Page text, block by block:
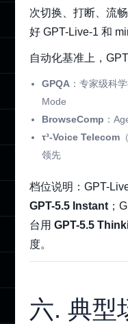
次切换、打断、流
好 GPT-Live-1 和
自动化基准上，
GPQA：专家级科
Mode
BrowseComp ：
τ³-Voice Telecom
领先
档位说明：GPT-
GPT-5.5 Instant；
台用 GPT-5.5
度。
六. 典型